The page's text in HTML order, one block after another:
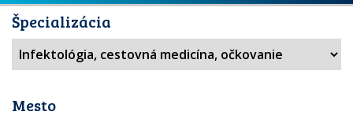
Špecializácia
Mesto